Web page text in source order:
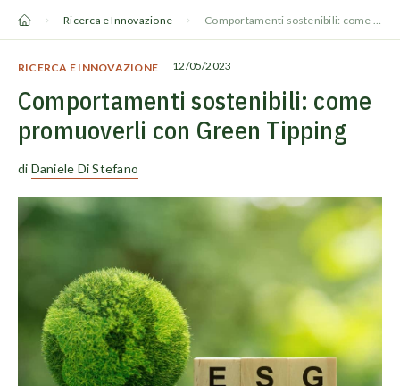
Ricerca e Innovazione Comportamenti sostenibili: come promuoverli con Green Tipping
RICERCA E INNOVAZIONE 12/05/2023
Comportamenti sostenibili: come
promuoverli con Green Tipping
di Daniele Di Stefano